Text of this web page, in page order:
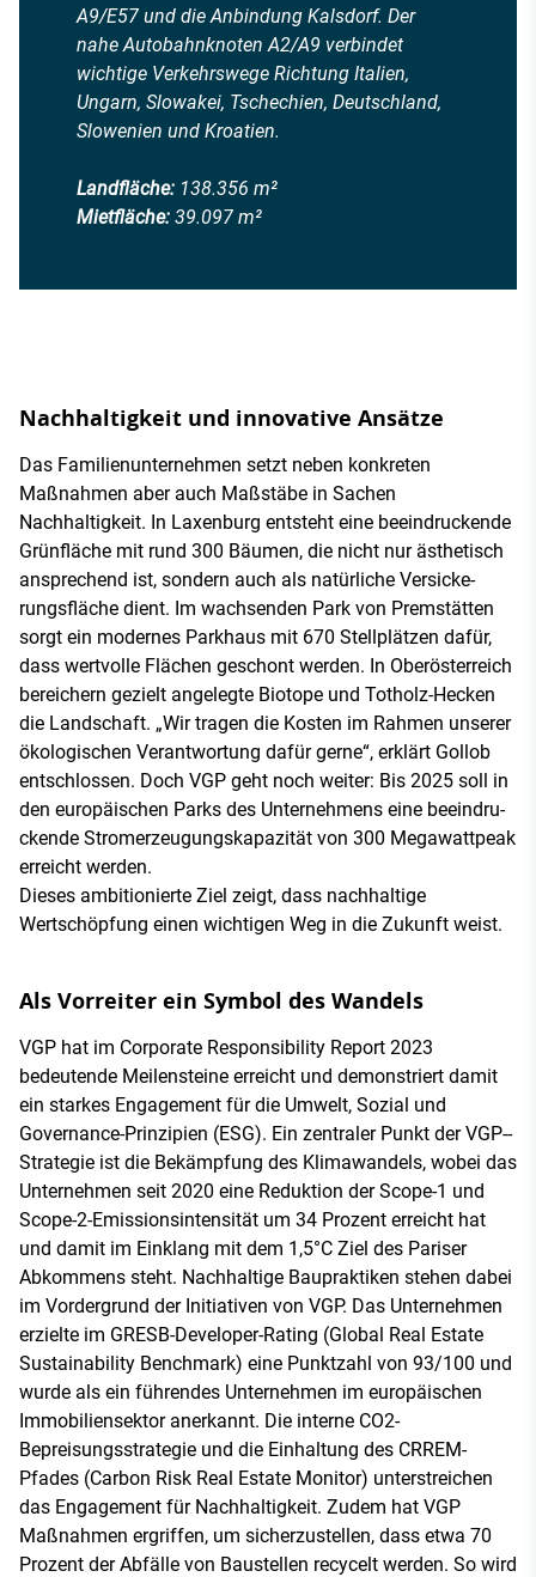
A9/E57 und die Anbindung Kalsdorf. Der
nahe Autobahnknoten A2/A9 verbindet
wichtige Verkehrswege Richtung Italien,
Ungarn, Slowakei, Tschechien, Deutschland,
Slowenien und Kroatien.
Landfläche: 138.356 m²
Mietfläche: 39.097 m²
Nachhaltigkeit und innovative An­sätze
Das Familienunternehmen setzt neben konkreten
Maßnahmen aber auch Maßstäbe in Sachen
Nachhaltigkeit. In Laxenburg entsteht eine beeindruckende
Grünfläche mit rund 300 Bäumen, die nicht nur ästhetisch
ansprechend ist, sondern auch als natürliche Versicke­
rungsfläche dient. Im wachsenden Park von Premstätten
sorgt ein modernes Parkhaus mit 670 Stellplätzen dafür,
dass wertvolle Flächen geschont werden. In Oberösterreich
bereichern gezielt ange­legte Biotope und Totholz­-Hecken
die Landschaft. „Wir tragen die Kosten im Rahmen unserer
ökologischen Verant­wortung dafür gerne“, erklärt Gollob
entschlossen. Doch VGP geht noch wei­ter: Bis 2025 soll in
den europäischen Parks des Unternehmens eine beeindru­
ckende Stromerzeugungskapazität von 300 Megawattpeak
erreicht werden.
Dieses ambitionierte Ziel zeigt, dass nachhaltige
Wertschöpfung einen wich­tigen Weg in die Zukunft weist.
Als Vorreiter ein Symbol des Wandels
VGP hat im Corporate Responsibility Report 2023
bedeutende Meilensteine erreicht und demonstriert damit
ein star­kes Engagement für die Umwelt­, Sozial­ und
Governance­-Prinzipien (ESG). Ein zentraler Punkt der VGP-­
Strategie ist die Bekämpfung des Klimawandels, wobei das
Unternehmen seit 2020 eine Reduk­tion der Scope-­1­ und
Scope-­2­-Emissi­onsintensität um 34 Prozent erreicht hat
und damit im Einklang mit dem 1,5­°C­ Ziel des Pariser
Abkommens steht. Nach­haltige Baupraktiken stehen dabei
im Vordergrund der Initiativen von VGP. Das Unternehmen
erzielte im GRESB-­De­veloper­-Rating (Global Real Estate
Sus­tainability Benchmark) eine Punktzahl von 93/100 und
wurde als ein führendes Unternehmen im europäischen
Immobiliensektor anerkannt. Die interne CO2­-
Bepreisungsstrategie und die Einhaltung des CRREM­-
Pfades (Carbon Risk Real Estate Monitor) unterstreichen
das Engagement für Nachhaltigkeit. Zudem hat VGP
Maßnahmen ergriffen, um sicher­zustellen, dass etwa 70
Prozent der Abfälle von Baustellen recycelt wer­den. So wird